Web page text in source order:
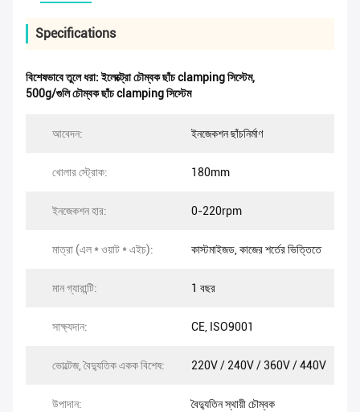
Specifications
বিশেষভাবে তুলে ধরা:ইলেক্ট্রো চৌম্বক ছাঁচ clamping সিস্টেম,
500g/গুলি চৌম্বক ছাঁচ clamping সিস্টেম
আবেদন: ইনজেকশন ছাঁচনির্মাণ
খোলার স্ট্রোক: 180mm
ইনজেকশন হার: 0-220rpm
মাত্রা (এল * ওয়াট * এইচ): কাস্টমাইজড, কাজের শর্তের ভিত্তিতে
মান গ্যারান্টি: 1 বছর
সাক্ষ্যদান: CE, ISO9001
ভোল্টেজ, বৈদ্যুতিক একক বিশেষ: 220V / 240V / 360V / 440V
উপাদান: বৈদ্যুতিন স্থায়ী চৌম্বক